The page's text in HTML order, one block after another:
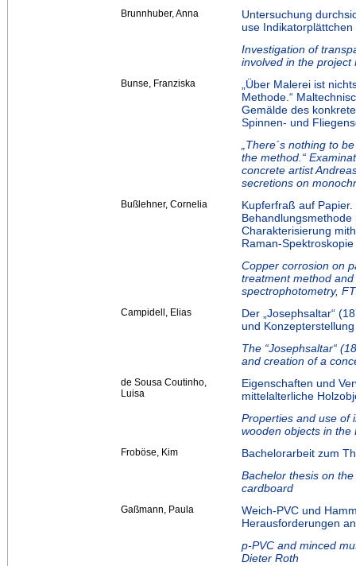
Brunnhuber, Anna
Untersuchung
use
Investigation of
involved in the project
Bunse, Franziska
„Über Malerei ist
Methode.“
Gemälde des
Spinnen- und
„There´s nothing to
the method.“
concrete artist
secretions on
Bußlehner, Cornelia
Kupferfraß auf
Charakterisierung
Raman-Spektroskopie
Copper corrosion on
treatment method
spectrophotometry,
Campidell, Elias
Der „Josephsaltar“
und
The “Josephsaltar“
and creation of a
de Sousa Coutinho,
Luisa
Eigenschaften und
mittelalterliche
Properties and use of
wooden objects in the
Froböse, Kim
Bachelorarbeit zum
Bachelor thesis on
cardboard
Gaßmann, Paula
Weich-PVC und
Herausforderungen
p-PVC and minced
Dieter Roth